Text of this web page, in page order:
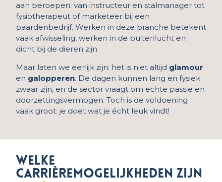
aan beroepen: van instructeur en stalmanager tot
fysiotherapeut of marketeer bij een
paardenbedrijf. Werken in deze branche betekent
vaak afwisseling, werken in de buitenlucht en
dicht bij de dieren zijn.
Maar laten we eerlijk zijn: het is niet altijd glamour
en galopperen. De dagen kunnen lang en fysiek
zwaar zijn, en de sector vraagt om echte passie en
doorzettingsvermogen. Toch is de voldoening
vaak groot: je doet wat je écht leuk vindt!
Welke
carrièremogelijkheden zijn